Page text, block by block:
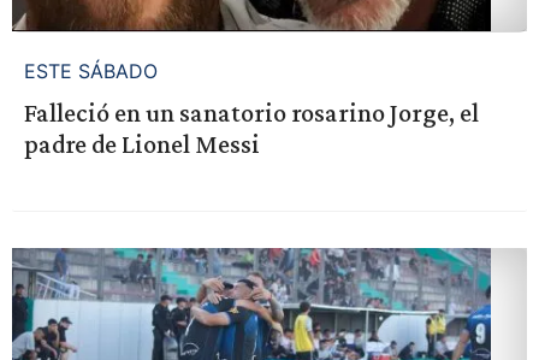
ESTE SÁBADO
Falleció en un sanatorio rosarino Jorge, el
padre de Lionel Messi